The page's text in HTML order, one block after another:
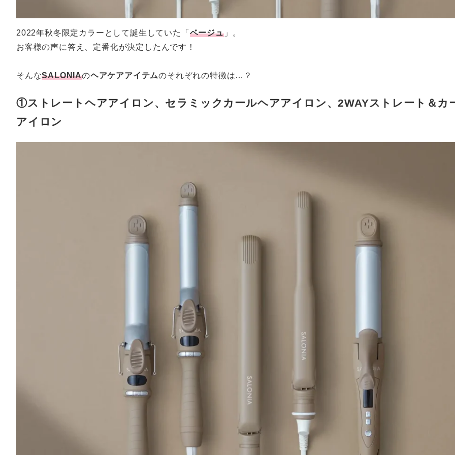
2022年秋冬限定カラーとして誕生していた「 ベージュ」。
お客様の声に答え、定番化が決定したんです！
そんなSALONIAのヘアケアアイテムのそれぞれの特徴は…？
①ストレートヘアアイロン、セラミックカールヘアアイロン、2WAYストレート＆カ
アイロン